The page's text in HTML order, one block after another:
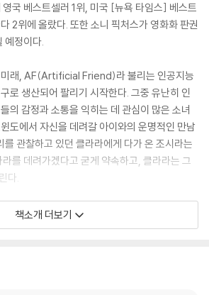
국 베스트셀러 1위, 미국 [뉴욕 타임스] 베스트
2위에 올랐다. 또한 소니 픽처스가 영화화 판권
예정이다.
미래, AF(Artificial Friend)라 불리는 인공지능
로 생산되어 팔리기 시작한다. 그중 유난히 인
의 감정과 소통을 익히는 데 관심이 많은 소녀
도에서 자신을 데려갈 아이와의 운명적인 만남
를 관찰하고 있던 클라라에게 다가 온 조시라는
를 데려가겠다고 굳게 약속하고, 클라라는 그
다.
자에게 보내는 인사의 말을 통해 이 책이 그의
『나를 보내지 마』 사이에 다리를 놓는 작품이
다는 점에서 『나를 보내지 마』와 『파묻힌 거
책소개 더보기